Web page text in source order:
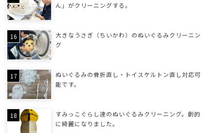
ん」がクリーニングする。
大きなうさぎ（ちいかわ）のぬいぐるみクリーニン
グ
ぬいぐるみの骨折直し・トイスケルトン直し対応可
能です。
すみっこぐらし達のぬいぐるみクリーニング。劇的
に綺麗になりました。